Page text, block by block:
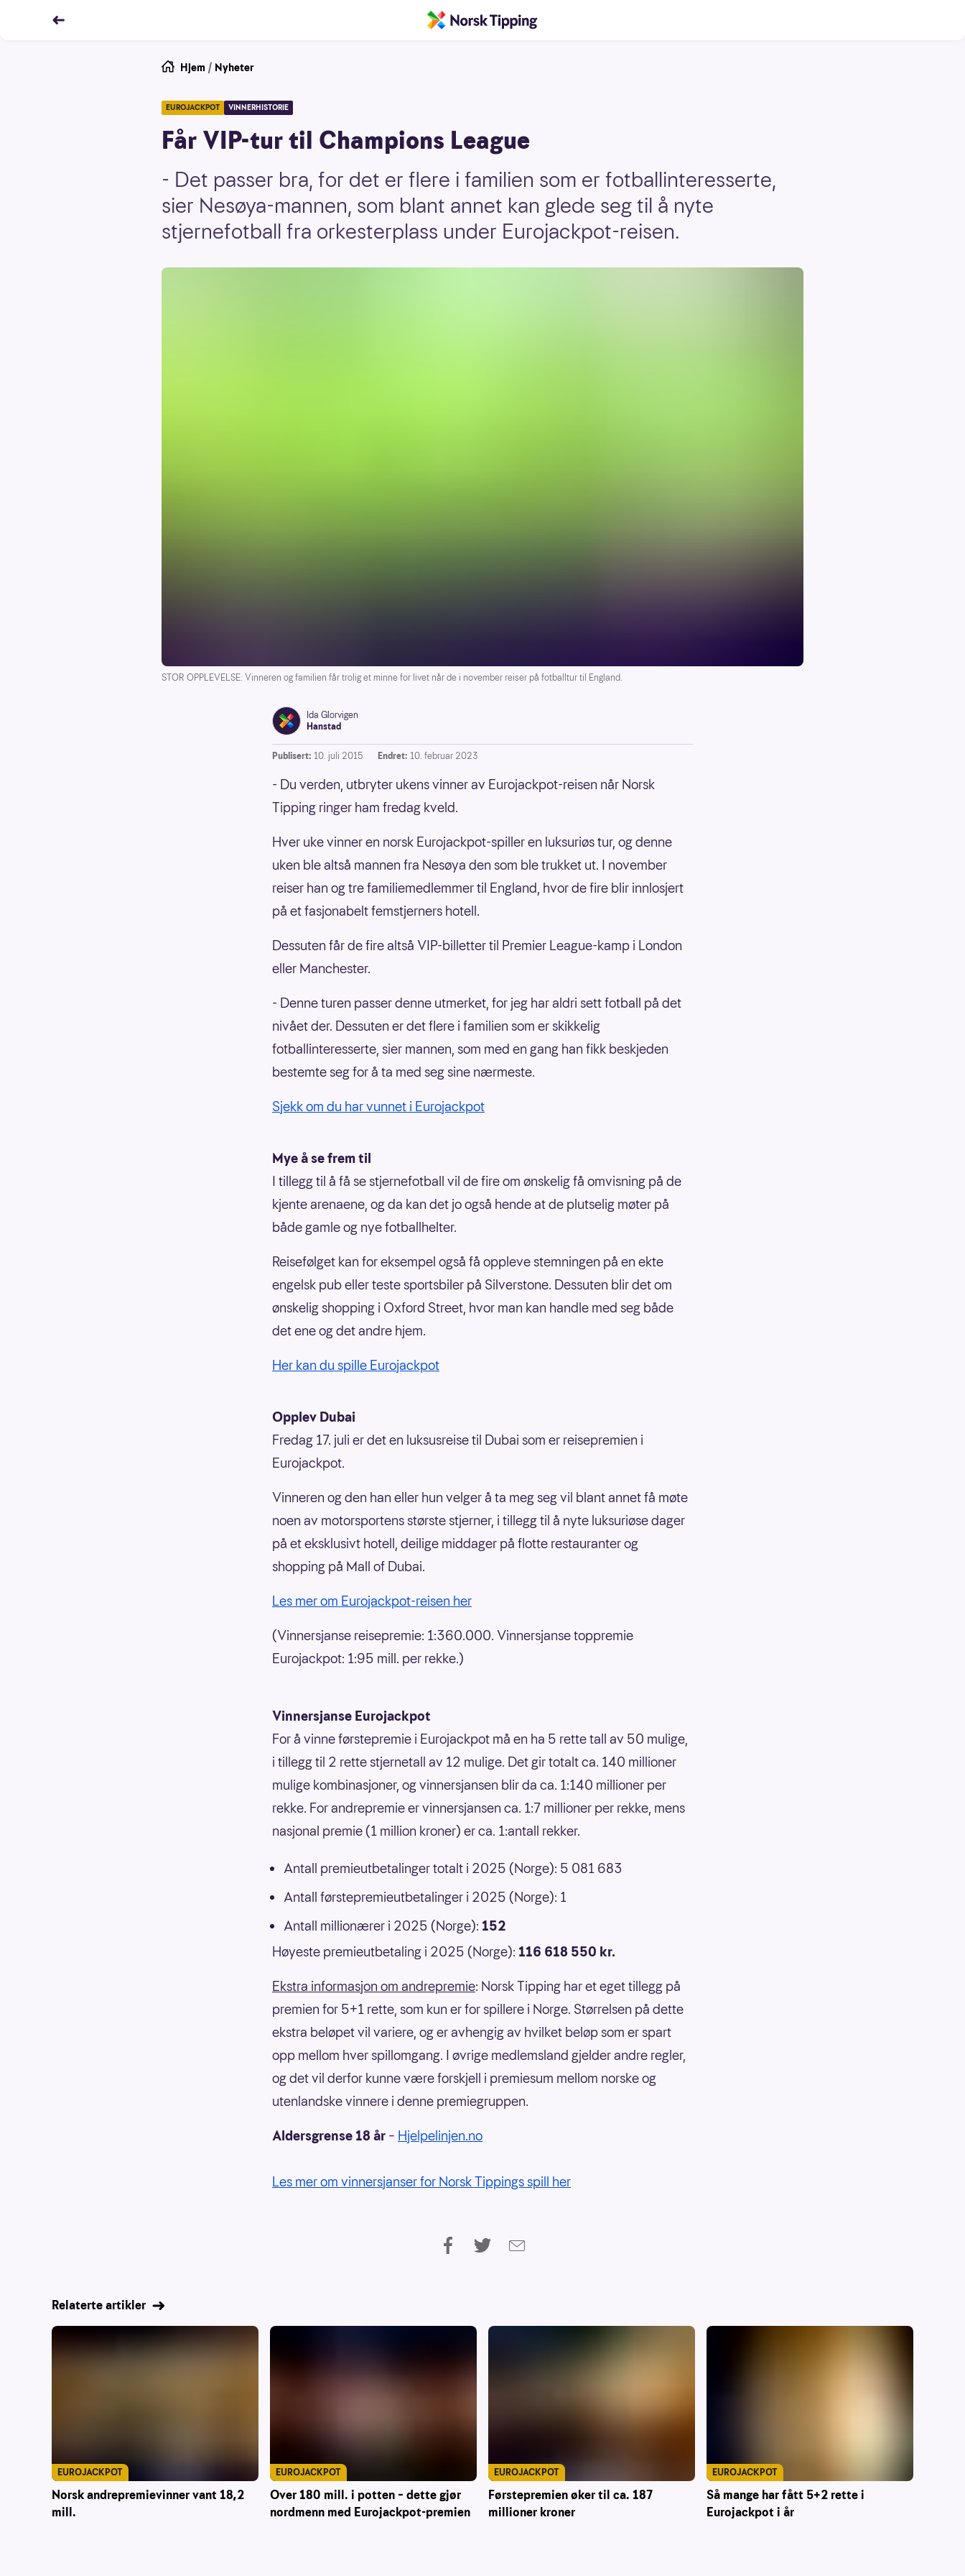
Hjem / Nyheter
EUROJACKPOT VINNERHISTORIE
Får VIP-tur til Champions League
- Det passer bra, for det er flere i familien som er fotballinteresserte,
sier Nesøya-mannen, som blant annet kan glede seg til å nyte
stjernefotball fra orkesterplass under Eurojackpot-reisen.
STOR OPPLEVELSE: Vinneren og familien får trolig et minne for livet når de i november reiser på fotballtur til England.
Ida Glorvigen
Hanstad
Publisert: 10. juli 2015 Endret: 10. februar 2023
- Du verden, utbryter ukens vinner av Eurojackpot-reisen når Norsk
Tipping ringer ham fredag kveld.
Hver uke vinner en norsk Eurojackpot-spiller en luksuriøs tur, og denne
uken ble altså mannen fra Nesøya den som ble trukket ut. I november
reiser han og tre familiemedlemmer til England, hvor de fire blir innlosjert
på et fasjonabelt femstjerners hotell.
Dessuten får de fire altså VIP-billetter til Premier League-kamp i London
eller Manchester.
- Denne turen passer denne utmerket, for jeg har aldri sett fotball på det
nivået der. Dessuten er det flere i familien som er skikkelig
fotballinteresserte, sier mannen, som med en gang han fikk beskjeden
bestemte seg for å ta med seg sine nærmeste.
Sjekk om du har vunnet i Eurojackpot
Mye å se frem til
I tillegg til å få se stjernefotball vil de fire om ønskelig få omvisning på de
kjente arenaene, og da kan det jo også hende at de plutselig møter på
både gamle og nye fotballhelter.
Reisefølget kan for eksempel også få oppleve stemningen på en ekte
engelsk pub eller teste sportsbiler på Silverstone. Dessuten blir det om
ønskelig shopping i Oxford Street, hvor man kan handle med seg både
det ene og det andre hjem.
Her kan du spille Eurojackpot
Opplev Dubai
Fredag 17. juli er det en luksusreise til Dubai som er reisepremien i
Eurojackpot.
Vinneren og den han eller hun velger å ta meg seg vil blant annet få møte
noen av motorsportens største stjerner, i tillegg til å nyte luksuriøse dager
på et eksklusivt hotell, deilige middager på flotte restauranter og
shopping på Mall of Dubai.
Les mer om Eurojackpot-reisen her
(Vinnersjanse reisepremie: 1:360.000. Vinnersjanse toppremie
Eurojackpot: 1:95 mill. per rekke.)
Vinnersjanse Eurojackpot
For å vinne førstepremie i Eurojackpot må en ha 5 rette tall av 50 mulige,
i tillegg til 2 rette stjernetall av 12 mulige. Det gir totalt ca. 140 millioner
mulige kombinasjoner, og vinnersjansen blir da ca. 1:140 millioner per
rekke. For andrepremie er vinnersjansen ca. 1:7 millioner per rekke, mens
nasjonal premie (1 million kroner) er ca. 1:antall rekker.
Antall premieutbetalinger totalt i 2025 (Norge): 5 081 683
Antall førstepremieutbetalinger i 2025 (Norge): 1
Antall millionærer i 2025 (Norge): 152
Høyeste premieutbetaling i 2025 (Norge): 116 618 550 kr.
Ekstra informasjon om andrepremie: Norsk Tipping har et eget tillegg på
premien for 5+1 rette, som kun er for spillere i Norge. Størrelsen på dette
ekstra beløpet vil variere, og er avhengig av hvilket beløp som er spart
opp mellom hver spillomgang. I øvrige medlemsland gjelder andre regler,
og det vil derfor kunne være forskjell i premiesum mellom norske og
utenlandske vinnere i denne premiegruppen.
Aldersgrense 18 år – Hjelpelinjen.no
Les mer om vinnersjanser for Norsk Tippings spill her
Relaterte artikler
Norsk andrepremievinner vant 18,2
mill.
EUROJACKPOT
Over 180 mill. i potten – dette gjør
nordmenn med Eurojackpot-premien
EUROJACKPOT
Førstepremien øker til ca. 187
millioner kroner
EUROJACKPOT
Så mange har fått 5+2 rette i
Eurojackpot i år
EUROJACKPOT